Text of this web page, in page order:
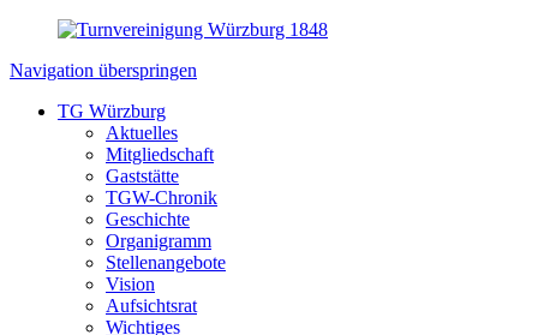
Navigation überspringen
TG Würzburg
Aktuelles
Mitgliedschaft
Gaststätte
TGW-Chronik
Geschichte
Organigramm
Stellenangebote
Vision
Aufsichtsrat
Wichtiges